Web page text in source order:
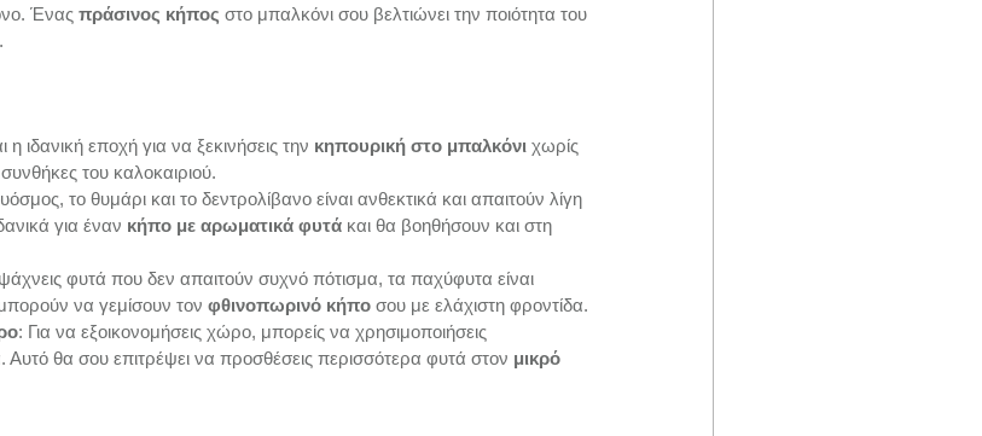
Ένας πράσινος κήπος στο μπαλκόνι σου βελτιώνει την ποιότητα του
ιδανική εποχή για να ξεκινήσεις την κηπουρική στο μπαλκόνι χωρίς
του καλοκαιριού.
το θυμάρι και το δεντρολίβανο είναι ανθεκτικά και απαιτούν λίγη
για έναν κήπο με αρωματικά φυτά και θα βοηθήσουν και στη
φυτά που δεν απαιτούν συχνό πότισμα, τα παχύφυτα είναι
να γεμίσουν τον φθινοπωρινό κήπο σου με ελάχιστη φροντίδα.
: Για να εξοικονομήσεις χώρο, μπορείς να χρησιμοποιήσεις
θα σου επιτρέψει να προσθέσεις περισσότερα φυτά στον μικρό